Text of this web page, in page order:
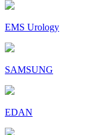
EMS Urology
SAMSUNG
EDAN